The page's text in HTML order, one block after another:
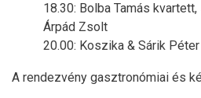
18.30: Bolba Tamás
Árpád Zsolt
20.00: Koszika & Sárik Péter
A rendezvény gasztronómiai és